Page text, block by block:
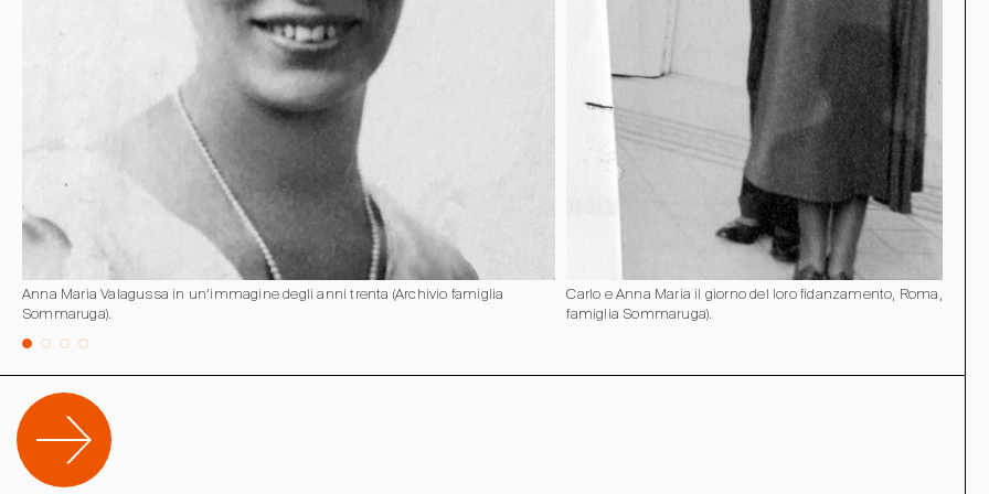
Anna Maria Valagussa in un’immagine degli anni trenta (Archivio famiglia
Sommaruga).
Carlo e Anna Maria il giorno del loro fidanzamento, Roma, 1931
famiglia Sommaruga).